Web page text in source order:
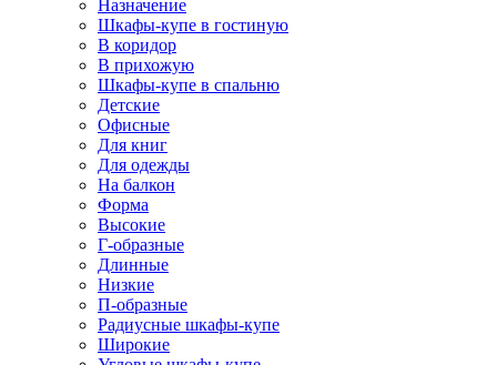
Назначение
Шкафы-купе в гостиную
В коридор
В прихожую
Шкафы-купе в спальню
Детские
Офисные
Для книг
Для одежды
На балкон
Форма
Высокие
Г-образные
Длинные
Низкие
П-образные
Радиусные шкафы-купе
Широкие